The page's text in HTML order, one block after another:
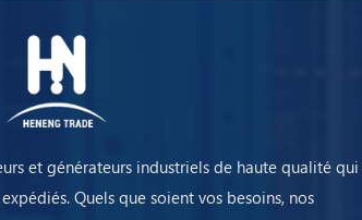
et générateurs industriels de haute qualité qui
Quels que soient vos besoins, nos